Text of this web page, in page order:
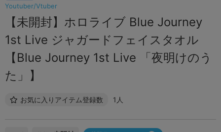
Youtuber/Vtuber
【未開封】ホロライブ Blue Journey
1st Live ジャガードフェイスタオル
【Blue Journey 1st Live 「夜明けのう
た」】
お気に入りアイテム登録数 1人